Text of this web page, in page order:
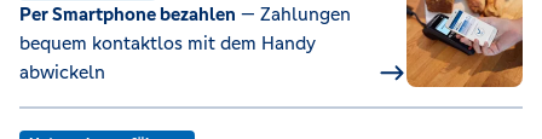
Per Smartphone bezahlen — Zahlungen
bequem kontaktlos mit dem Handy
abwickeln